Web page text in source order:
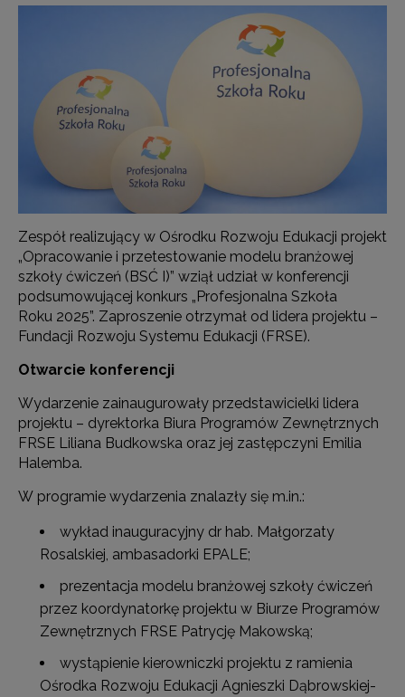
Zespół realizujący w Ośrodku Rozwoju Edukacji projekt
„Opracowanie i przetestowanie modelu branżowej
szkoły ćwiczeń (BSĆ I)” wziął udział w konferencji
podsumowującej konkurs „Profesjonalna Szkoła
Roku 2025”. Zaproszenie otrzymał od lidera projektu –
Fundacji Rozwoju Systemu Edukacji (FRSE).
Otwarcie konferencji
Wydarzenie zainaugurowały przedstawicielki lidera
projektu – dyrektorka Biura Programów Zewnętrznych
FRSE Liliana Budkowska oraz jej zastępczyni Emilia
Halemba.
W programie wydarzenia znalazły się m.in.:
wykład inauguracyjny dr hab. Małgorzaty
Rosalskiej, ambasadorki EPALE;
prezentacja modelu branżowej szkoły ćwiczeń
przez koordynatorkę projektu w Biurze Programów
Zewnętrznych FRSE Patrycję Makowską;
wystąpienie kierowniczki projektu z ramienia
Ośrodka Rozwoju Edukacji Agnieszki Dąbrowskiej-